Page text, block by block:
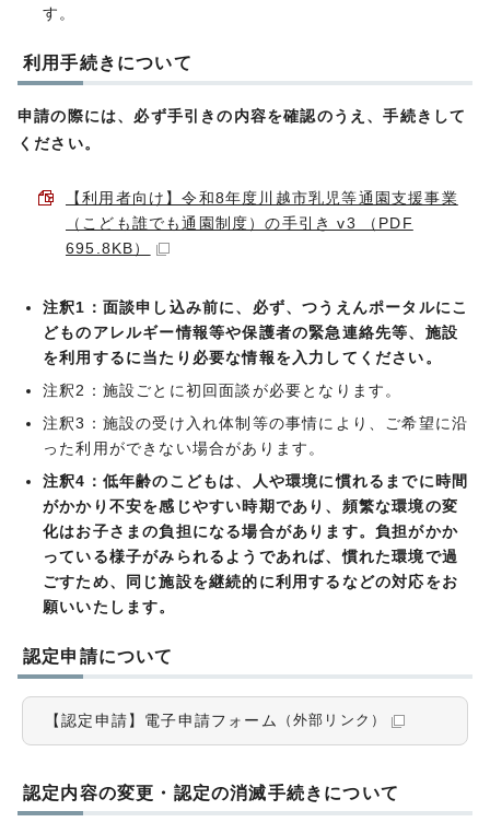
す。
利用手続きについて
申請の際には、必ず手引きの内容を確認のうえ、手続きして
ください。
【利用者向け】令和8年度川越市乳児等通園支援事業
（こども誰でも通園制度）の手引き v3 （PDF
695.8KB）
注釈1： 面談申し込み前に、必ず、つうえんポータルにこ
どものアレルギー情報等や保護者の緊急連絡先等、施設
を利用するに当たり必要な情報を入力してください。
注釈2：施設ごとに初回面談が必要となります。
注釈3：施設の受け入れ体制等の事情により、ご希望に沿
った利用ができない場合があります。
注釈4：低年齢のこどもは、人や環境に慣れるまでに時間
がかかり不安を感じやすい時期であり、頻繁な環境の変
化はお子さまの負担になる場合があります。負担がかか
っている様子がみられるようであれば、慣れた環境で過
ごすため、同じ施設を継続的に利用するなどの対応をお
願いいたします。
認定申請について
【認定申請】電子申請フォーム （外部リンク）
認定内容の変更・認定の消滅手続きについて